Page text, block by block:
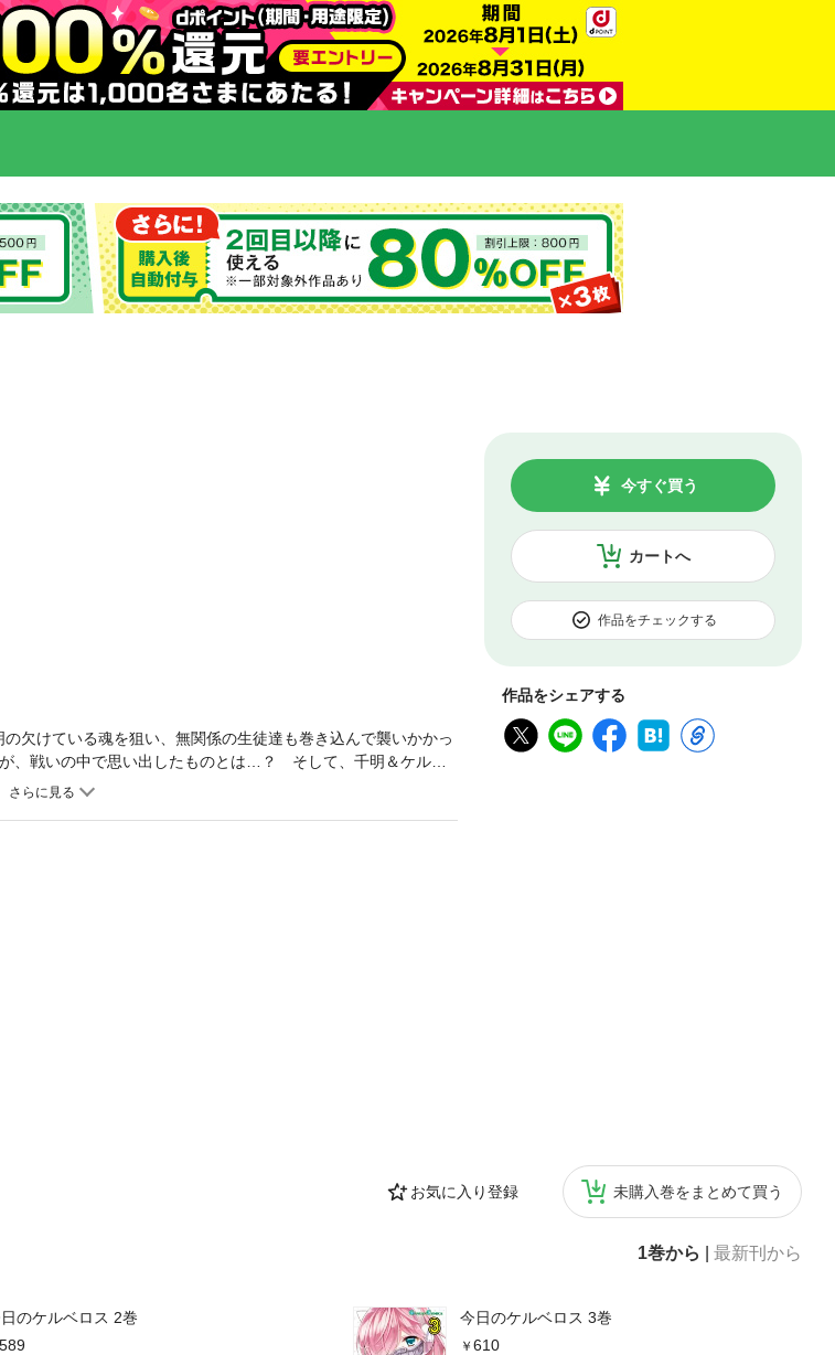
カートへ
今すぐ買う
作品をチェックする
作品をシェアする
お気に入り登録 未購入巻をまとめて買う
1巻から 最新刊から
のケルベロス 2巻
589
今日のケルベロス 3巻
610
の欠けている魂を狙い、無関係の生徒達も巻き込んで襲いかかっ
、戦いの中で思い出したものとは…？ そして、千明＆ケルベ
Ato Sakurai